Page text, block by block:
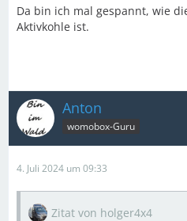
Da bin ich mal gespannt, wie
Aktivkohle ist.
Anton
womobox-Guru
4. Juli 2024 um 09:33
Zitat von holger4x4